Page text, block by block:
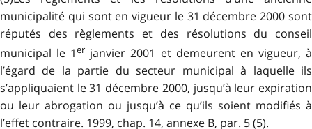
municipalité qui sont en vigueur le 31 décembre 2000 sont
réputés des règlements et des résolutions du conseil
municipal le 1er janvier 2001 et demeurent en vigueur, à
l’égard de la partie du secteur municipal à laquelle ils
s’appliquaient le 31 décembre 2000, jusqu’à leur expiration
ou leur abrogation ou jusqu’à ce qu’ils soient modifiés à
l’effet contraire. 1999, chap. 14, annexe B, par. 5 (5).